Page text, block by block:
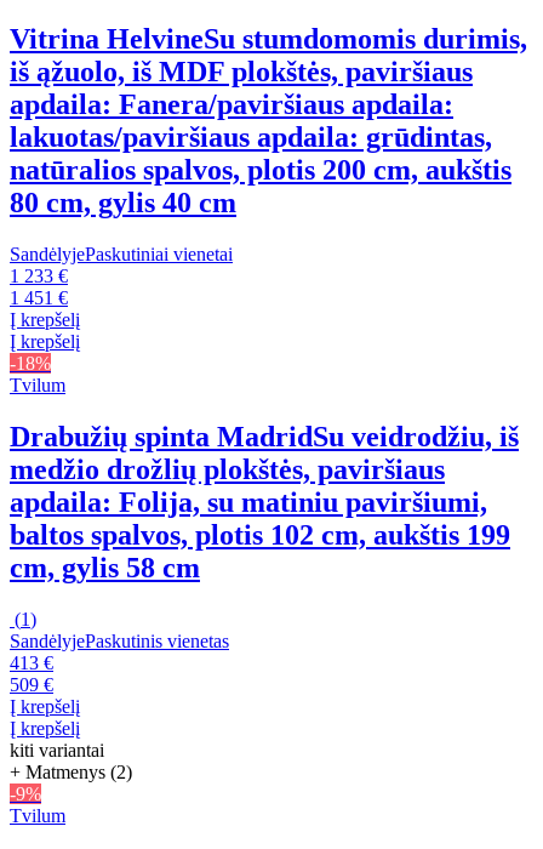
Vitrina HelvineSu stumdomomis durimis,
iš ąžuolo, iš MDF plokštės, paviršiaus
apdaila: Fanera/paviršiaus apdaila:
lakuotas/paviršiaus apdaila: grūdintas,
natūralios spalvos, plotis 200 cm, aukštis
80 cm, gylis 40 cm
SandėlyjePaskutiniai vienetai
1 233 €
1 451 €
Į krepšelį
Į krepšelį
-18%
Tvilum
Drabužių spinta MadridSu veidrodžiu, iš
medžio drožlių plokštės, paviršiaus
apdaila: Folija, su matiniu paviršiumi,
baltos spalvos, plotis 102 cm, aukštis 199
cm, gylis 58 cm
(1)
SandėlyjePaskutinis vienetas
413 €
509 €
Į krepšelį
Į krepšelį
kiti variantai
+ Matmenys (2)
-9%
Tvilum